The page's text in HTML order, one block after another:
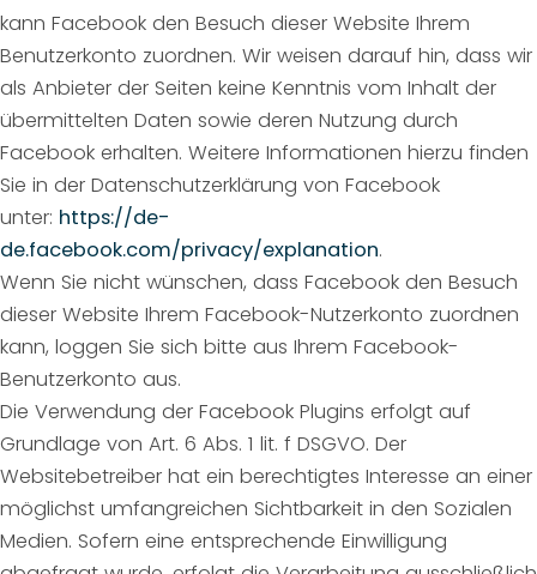
kann Facebook den Besuch dieser Website Ihrem
Benutzerkonto zuordnen. Wir weisen darauf hin, dass wir
als Anbieter der Seiten keine Kenntnis vom Inhalt der
übermittelten Daten sowie deren Nutzung durch
Facebook erhalten. Weitere Informationen hierzu finden
Sie in der Datenschutzerklärung von Facebook
unter: https://de-
de.facebook.com/privacy/explanation.
Wenn Sie nicht wünschen, dass Facebook den Besuch
dieser Website Ihrem Facebook-Nutzerkonto zuordnen
kann, loggen Sie sich bitte aus Ihrem Facebook-
Benutzerkonto aus.
Die Verwendung der Facebook Plugins erfolgt auf
Grundlage von Art. 6 Abs. 1 lit. f DSGVO. Der
Websitebetreiber hat ein berechtigtes Interesse an einer
möglichst umfangreichen Sichtbarkeit in den Sozialen
Medien. Sofern eine entsprechende Einwilligung